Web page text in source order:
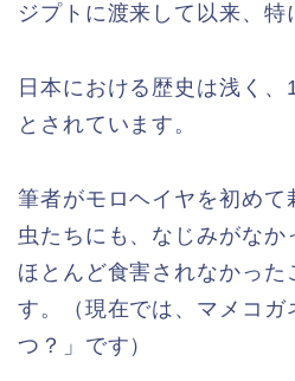
ジプトに渡来して以来、特
日本における歴史は浅く
とされています。
筆者がモロヘイヤを初めて
虫たちにも、なじみがなか
ほとんど食害されなかった
す。（現在では、マメコガ
つ？」です）